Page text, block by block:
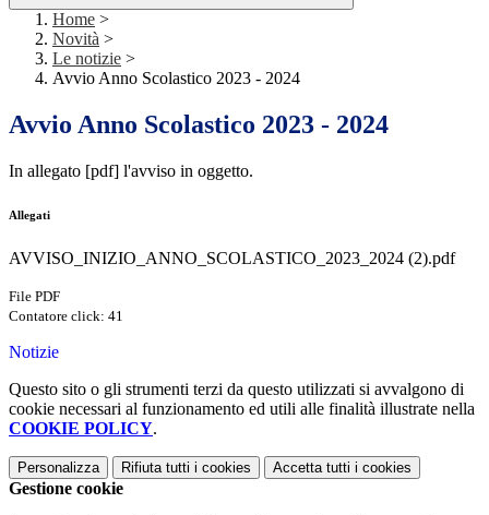
Home >
Novità >
Le notizie >
Avvio Anno Scolastico 2023 - 2024
Avvio Anno Scolastico 2023 - 2024
In allegato [pdf] l'avviso in oggetto.
Allegati
AVVISO_INIZIO_ANNO_SCOLASTICO_2023_2024 (2).pdf
File PDF
Contatore click: 41
Notizie
Questo sito o gli strumenti terzi da questo utilizzati si avvalgono di
cookie necessari al funzionamento ed utili alle finalità illustrate nella
COOKIE POLICY.
Personalizza Rifiuta tutti i cookies Accetta tutti i cookies
Gestione cookie